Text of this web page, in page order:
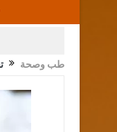
طب وصحة